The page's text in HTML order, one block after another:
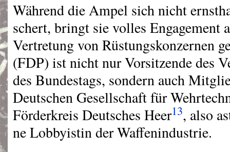
Während die Ampel sich nicht
schert, bringt sie volles Engagement
Vertretung von Rüstungskonzernen
(FDP) ist nicht nur Vorsitzende des
des Bundestags, sondern auch
Deutschen Gesellschaft für
Förderkreis Deutsches Heer13, also
ne Lobbyistin der Waffenindustrie.